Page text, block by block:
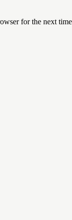
for the next